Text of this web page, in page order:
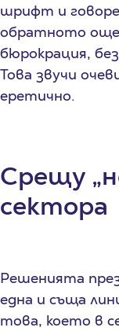
шрифт и
обратното още
бюрокрация,
Това звучи
еретично.
Срещу
сектора
Решенията
една и съща
това, което в